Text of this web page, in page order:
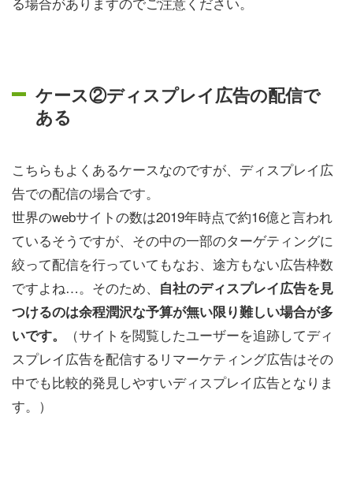
ケース②ディスプレイ広告の配信で
ある
こちらもよくあるケースなのですが、ディスプレイ広
告での配信の場合です。
世界のwebサイトの数は2019年時点で約16億と言われ
ているそうですが、その中の一部のターゲティングに
絞って配信を行っていてもなお、途方もない広告枠数
ですよね…。そのため、
自社のディスプレイ広告を見
つけるのは余程潤沢な予算が無い限り難しい場合が多
いです。
（サイトを閲覧したユーザーを追跡してディ
スプレイ広告を配信するリマーケティング広告はその
中でも比較的発見しやすいディスプレイ広告となりま
す。）